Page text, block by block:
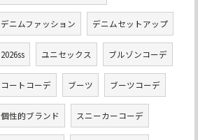
デニムファッション デニムセットアップ
2026ss ユニセックス ブルゾンコーデ
コートコーデ ブーツ ブーツコーデ
個性的ブランド スニーカーコーデ